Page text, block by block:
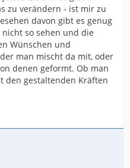
zu verändern - ist mir zu
davon gibt es genug
so sehen und die
Wünschen und
man mischt da mit, oder
denen geformt. Ob man
den gestaltenden Kräften